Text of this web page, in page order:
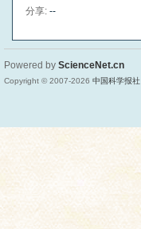
分享: --
Powered by ScienceNet.cn
Copyright © 2007-2026 中国科学报社